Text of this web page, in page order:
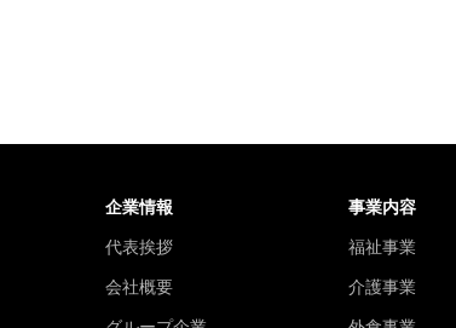
企業情報
代表挨拶
会社概要
事業内容
福祉事業
介護事業